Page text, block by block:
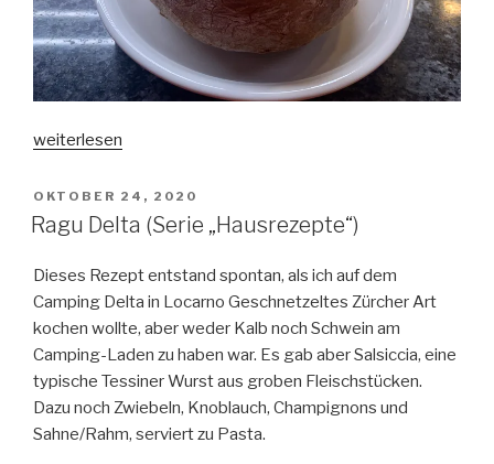
„Ruderknecht
„Hausrezepte“)“
weiterlesen
VERÖFFENTLICHT
AM
OKTOBER 24, 2020
Ragu Delta (Serie „Hausrezepte“)
Dieses Rezept entstand spontan, als ich auf dem
Camping Delta in Locarno Geschnetzeltes Zürcher Art
kochen wollte, aber weder Kalb noch Schwein am
Camping-Laden zu haben war. Es gab aber Salsiccia, eine
typische Tessiner Wurst aus groben Fleischstücken.
Dazu noch Zwiebeln, Knoblauch, Champignons und
Sahne/Rahm, serviert zu Pasta.